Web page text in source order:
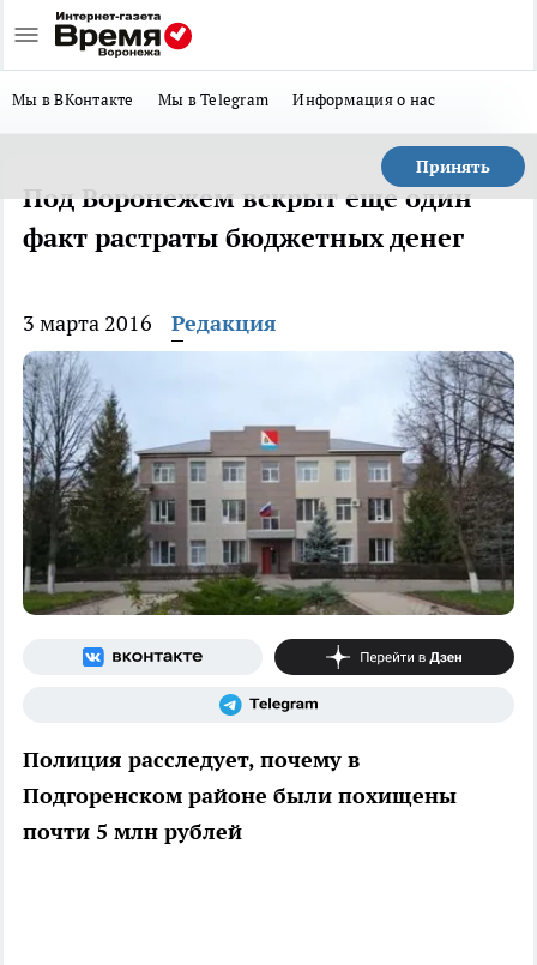
Мы в ВКонтакте Мы в Telegram Информация о нас
Принять
Под Воронежем вскрыт еще один
факт растраты бюджетных денег
3 марта 2016 Редакция
Полиция расследует, почему в
Подгоренском районе были похищены
почти 5 млн рублей